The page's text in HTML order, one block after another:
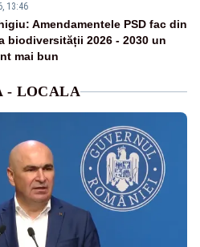
13:46
Amendamentele PSD fac din
biodiversității 2026 - 2030 un
mai bun
- LOCALA